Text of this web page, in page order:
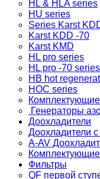
HL & HLA series
HU series
Series Karst
Karst KDD -70
Karst KMD
HL pro series
HL pro -70 series
HB hot
HOC series
Комплектующие
Генераторы
Доохладители
Доохладители
A-AV
Фильтры
QF первой